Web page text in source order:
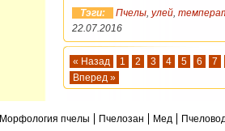
Тэги:
Пчелы, улей,
22.07.2016
« Назад 1 2 3 4 5 6
7
Вперед »
Морфология пчелы Пчелозан Мед